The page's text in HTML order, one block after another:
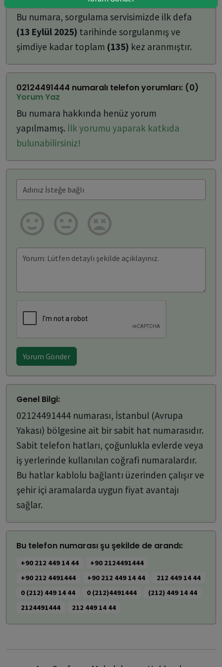
Bu numara, sorgulama servisimizde ilk defa
(13 Eylül 2025) tarihinde sorgulanmış ve
şimdiye kadar toplam (135) kez aranmıştır.
02124491444 numaralı telefon yorumları: (0)
Yorum Yaz
Bu numara hakkında henüz yorum
yapılmamış. İlk yorumu yaparak katkıda
bulunabilirsiniz!
Yorum Gönder
Genel Bilgi:
02124491444 numarası, İstanbul (Avrupa
Yakası) bölgesine ait bir sabit hat numarasıdır.
Sabit telefon hatları, çoğunlukla evlerde veya
iş yerlerinde kullanılan coğrafi numaralardır.
Bu hatlar kablolu bağlantı üzerinden çalışır ve
şehir içi aramalarda uygun fiyat avantajı
sağlar.
Bu telefon numarası şu şekilde de arandı:
+90 212 449 14 44
+90 2124491444
+90 212 4491444
+90 212 449 14 44
212 449 14 44
0 (212) 449 14 44
0 (212)4491444
(212) 449 14 44
2124491444
212 449 14 44